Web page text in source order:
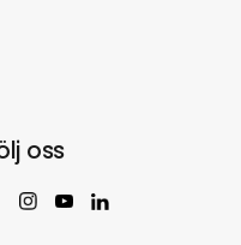
oss